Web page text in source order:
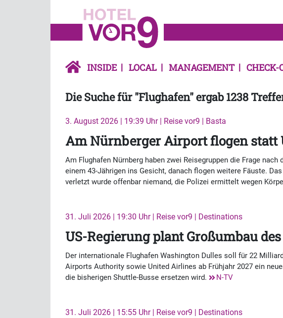
INSIDE LOCAL MANAGEMENT CHECK-
Die Suche für "Flughafen" ergab 1238
3. August 2026 | 19:39 Uhr | Reise vor9 | Basta
Am Nürnberger Airport flogen statt
Am Flughafen Nürnberg haben zwei Reisegruppen die Frage
einem 43-Jährigen ins Gesicht, danach flogen weitere Fäuste.
verletzt wurde offenbar niemand, die Polizei ermittelt wegen
31. Juli 2026 | 19:30 Uhr | Reise vor9 | Destinations
US-Regierung plant Großumbau
Der internationale Flughafen Washington Dulles soll für 22
Airports Authority sowie United Airlines ab Frühjahr 2027 ein
die bisherigen Shuttle-Busse ersetzen wird.
N-TV
31. Juli 2026 | 15:55 Uhr | Reise vor9 | Destinations